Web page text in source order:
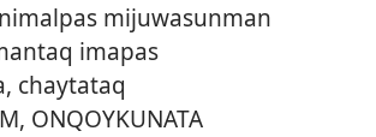
mijuwasunman
imapas
chaytataq
ONQOYKUNATA